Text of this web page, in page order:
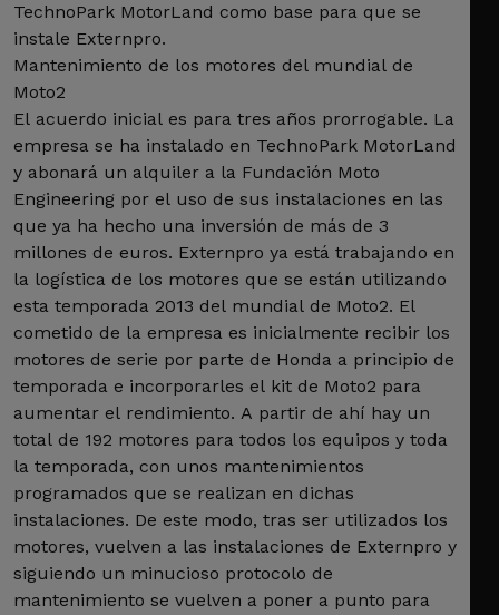
TechnoPark MotorLand como base para que se
instale Externpro.
Mantenimiento de los motores del mundial de
Moto2
El acuerdo inicial es para tres años prorrogable. La
empresa se ha instalado en TechnoPark MotorLand
y abonará un alquiler a la Fundación Moto
Engineering por el uso de sus instalaciones en las
que ya ha hecho una inversión de más de 3
millones de euros. Externpro ya está trabajando en
la logística de los motores que se están utilizando
esta temporada 2013 del mundial de Moto2. El
cometido de la empresa es inicialmente recibir los
motores de serie por parte de Honda a principio de
temporada e incorporarles el kit de Moto2 para
aumentar el rendimiento. A partir de ahí hay un
total de 192 motores para todos los equipos y toda
la temporada, con unos mantenimientos
programados que se realizan en dichas
instalaciones. De este modo, tras ser utilizados los
motores, vuelven a las instalaciones de Externpro y
siguiendo un minucioso protocolo de
mantenimiento se vuelven a poner a punto para